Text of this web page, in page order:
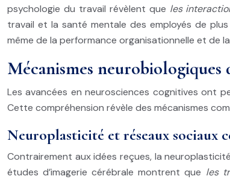
psychologie du travail révèlent que les
travail et la santé mentale des employés de
même de la performance organisationnelle et de
Mécanismes
Les avancées en neurosciences cognitives ont
Cette compréhension révèle des mécanismes
Neuroplasticité et réseaux sociaux
Contrairement aux idées reçues, la
études d’imagerie cérébrale montrent que les